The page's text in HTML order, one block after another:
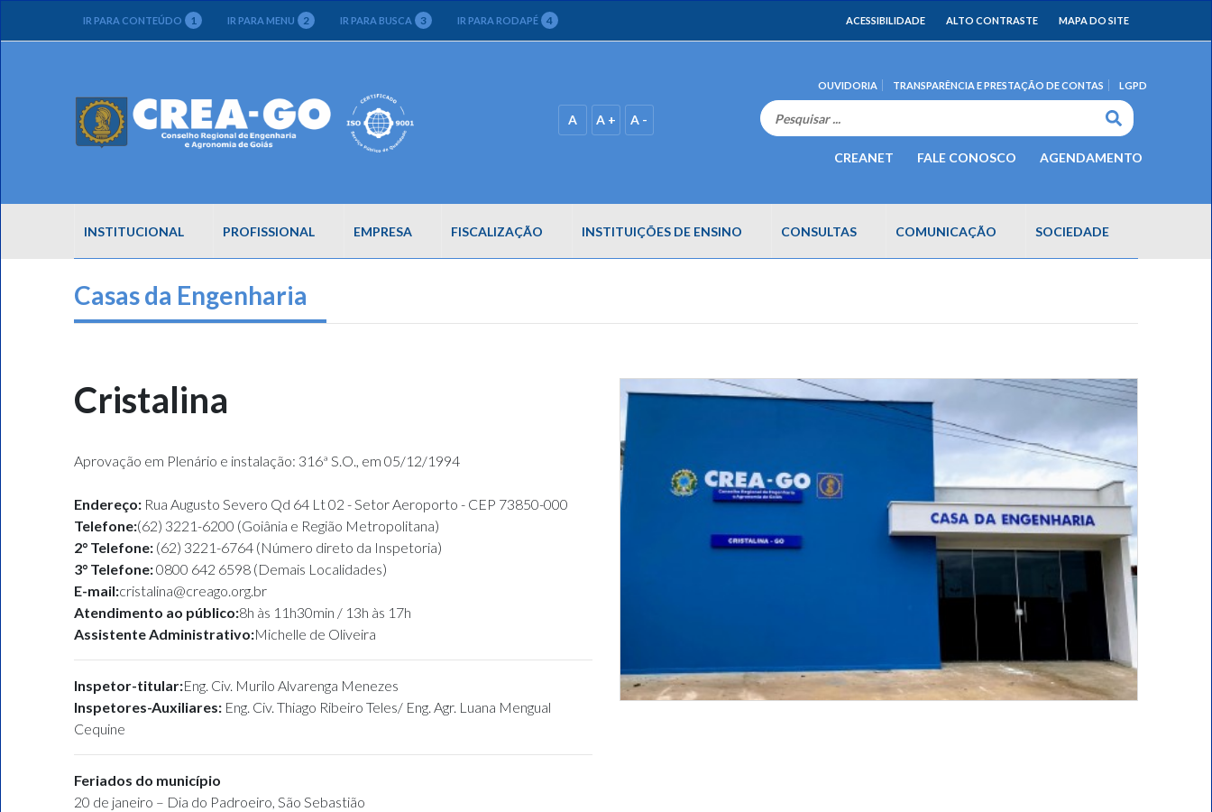
IR PARA CONTEÚDO 1 IR PARA MENU 2 IR PARA BUSCA 3 IR PARA RODAPÉ 4 ACESSIBILIDADE ALTO CONTRASTE MAPA DO SITE
A A + A -
OUVIDORIA TRANSPARÊNCIA E PRESTAÇÃO DE CONTAS LGPD
CREANET FALE CONOSCO AGENDAMENTO
INSTITUCIONAL PROFISSIONAL EMPRESA FISCALIZAÇÃO INSTITUIÇÕES DE ENSINO CONSULTAS COMUNICAÇÃO SOCIEDADE
Casas da Engenharia
Cristalina
Aprovação em Plenário e instalação: 316ª S.O., em 05/12/1994
Endereço:Rua Augusto Severo Qd 64 Lt 02 - Setor Aeroporto - CEP 73850-000
Telefone:(62) 3221-6200 (Goiânia e Região Metropolitana)
2° Telefone:(62) 3221-6764 (Número direto da Inspetoria)
3° Telefone:0800 642 6598 (Demais Localidades)
E-mail:cristalina@creago.org.br
Atendimento ao público:8h às 11h30min / 13h às 17h
Assistente Administrativo:Michelle de Oliveira
Inspetor-titular:Eng. Civ. Murilo Alvarenga Menezes
Inspetores-Auxiliares:Eng. Civ. Thiago Ribeiro Teles/ Eng. Agr. Luana Mengual
Cequine
Feriados do município
20 de janeiro – Dia do Padroeiro, São Sebastião